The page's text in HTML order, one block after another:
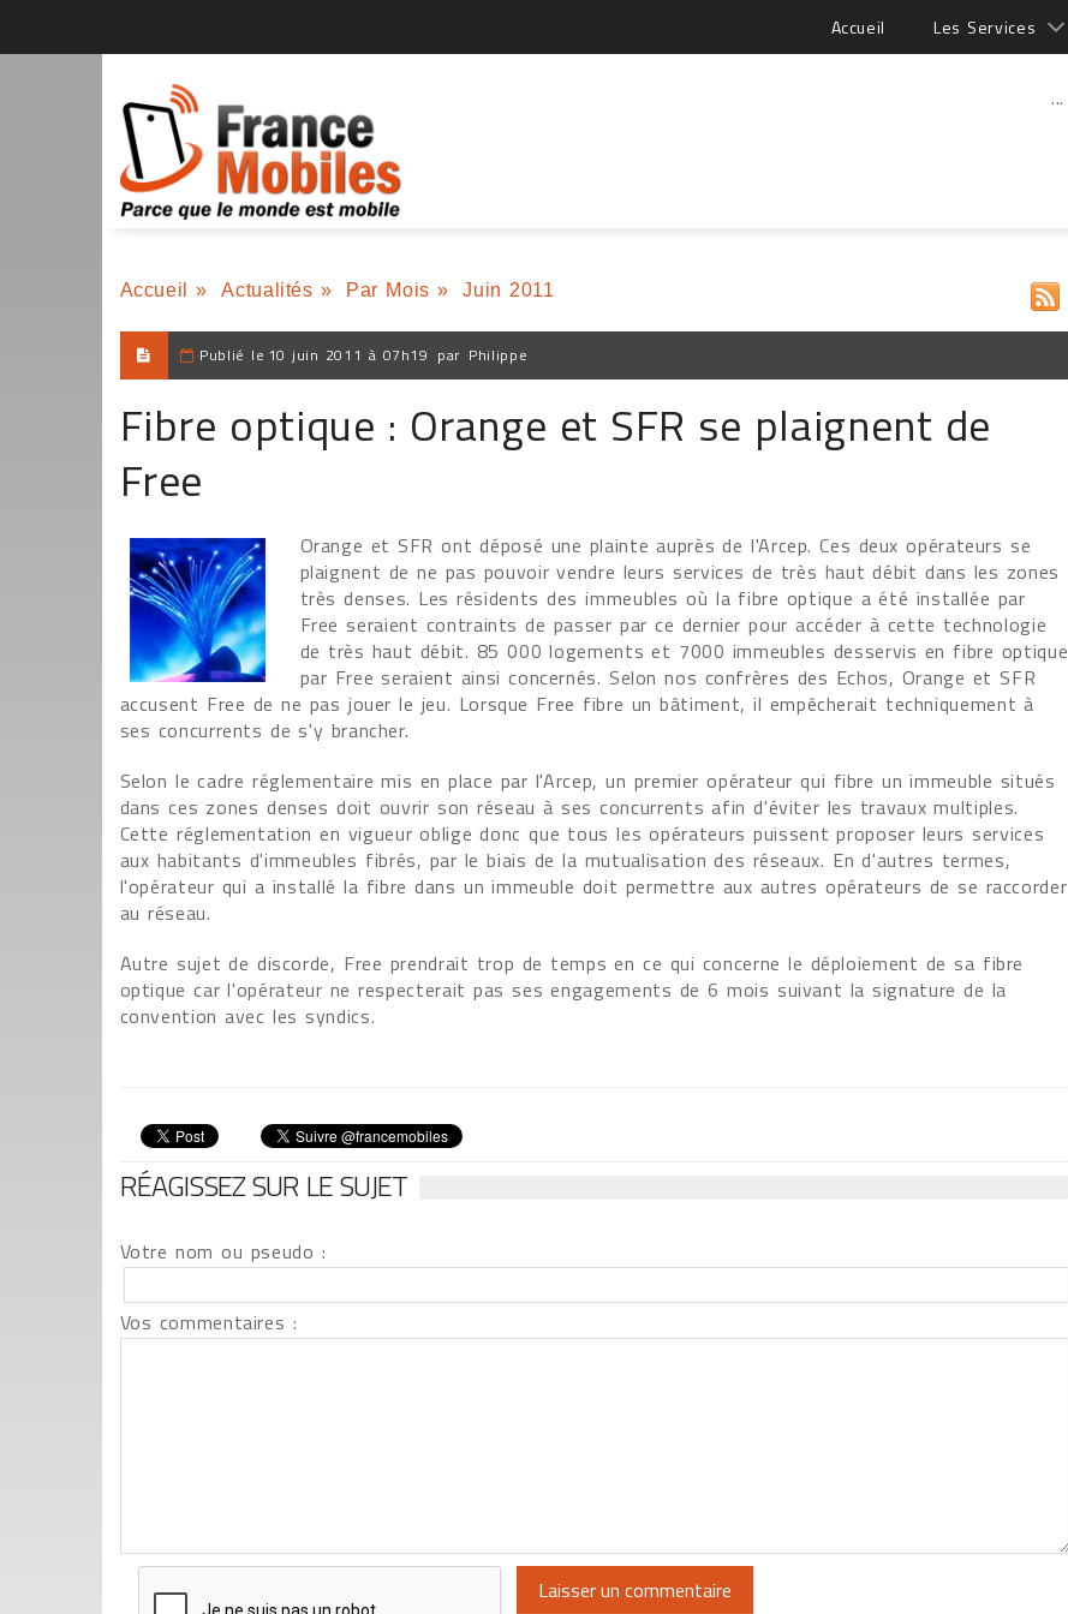
Accueil Les Services
...
Accueil » Actualités » Par Mois » Juin 2011
Publié le 10 juin 2011 à 07h19 par Philippe
Fibre optique : Orange et SFR se plaignent de
Free
Orange et SFR ont déposé une plainte auprès de l'Arcep. Ces deux opérateurs se
plaignent de ne pas pouvoir vendre leurs services de très haut débit dans les zones
très denses. Les résidents des immeubles où la fibre optique a été installée par
Free seraient contraints de passer par ce dernier pour accéder à cette technologie
de très haut débit. 85 000 logements et 7000 immeubles desservis en fibre optique
par Free seraient ainsi concernés. Selon nos confrères des Echos, Orange et SFR
accusent Free de ne pas jouer le jeu. Lorsque Free fibre un bâtiment, il empêcherait techniquement à
ses concurrents de s'y brancher.
Selon le cadre réglementaire mis en place par l'Arcep, un premier opérateur qui fibre un immeuble situés
dans ces zones denses doit ouvrir son réseau à ses concurrents afin d'éviter les travaux multiples.
Cette réglementation en vigueur oblige donc que tous les opérateurs puissent proposer leurs services
aux habitants d'immeubles fibrés, par le biais de la mutualisation des réseaux. En d'autres termes,
l'opérateur qui a installé la fibre dans un immeuble doit permettre aux autres opérateurs de se raccorder
au réseau.
Autre sujet de discorde, Free prendrait trop de temps en ce qui concerne le déploiement de sa fibre
optique car l'opérateur ne respecterait pas ses engagements de 6 mois suivant la signature de la
convention avec les syndics.
RÉAGISSEZ SUR LE SUJET
Votre nom ou pseudo :
Vos commentaires :